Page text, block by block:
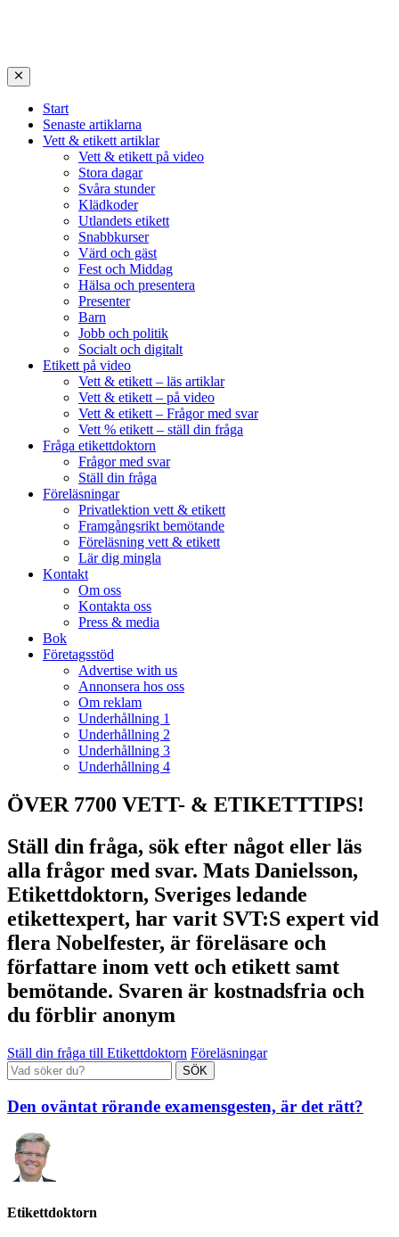
Start
Senaste artiklarna
Vett & etikett artiklar
Vett & etikett på video
Stora dagar
Svåra stunder
Klädkoder
Utlandets etikett
Snabbkurser
Värd och gäst
Fest och Middag
Hälsa och presentera
Presenter
Barn
Jobb och politik
Socialt och digitalt
Etikett på video
Vett & etikett – läs artiklar
Vett & etikett – på video
Vett & etikett – Frågor med svar
Vett % etikett – ställ din fråga
Fråga etikettdoktorn
Frågor med svar
Ställ din fråga
Föreläsningar
Privatlektion vett & etikett
Framgångsrikt bemötande
Föreläsning vett & etikett
Lär dig mingla
Kontakt
Om oss
Kontakta oss
Press & media
Bok
Företagsstöd
Advertise with us
Annonsera hos oss
Om reklam
Underhållning 1
Underhållning 2
Underhållning 3
Underhållning 4
ÖVER 7700 VETT- & ETIKETTTIPS!
Ställ din fråga, sök efter något eller läs
alla frågor med svar. Mats Danielsson,
Etikettdoktorn, Sveriges ledande
etikettexpert, har varit SVT:S expert vid
flera Nobelfester, är föreläsare och
författare inom vett och etikett samt
bemötande. Svaren är kostnadsfria och
du förblir anonym
Ställ din fråga till Etikettdoktorn Föreläsningar
Den oväntat rörande examensgesten, är det rätt?
Etikettdoktorn